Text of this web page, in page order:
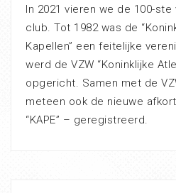
In 2021 vieren we de 100-
club. Tot 1982 was de
Kapellen” een feitelijke
werd de VZW “Koninklijke
opgericht. Samen met de
meteen ook de nieuwe
“KAPE” – geregistreerd.